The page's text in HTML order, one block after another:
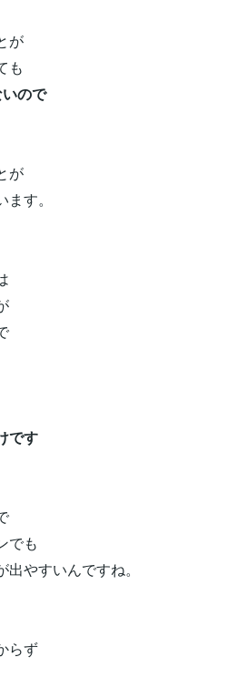
が
も
ので
が
す。
です
でも
やすいんですね。
らず